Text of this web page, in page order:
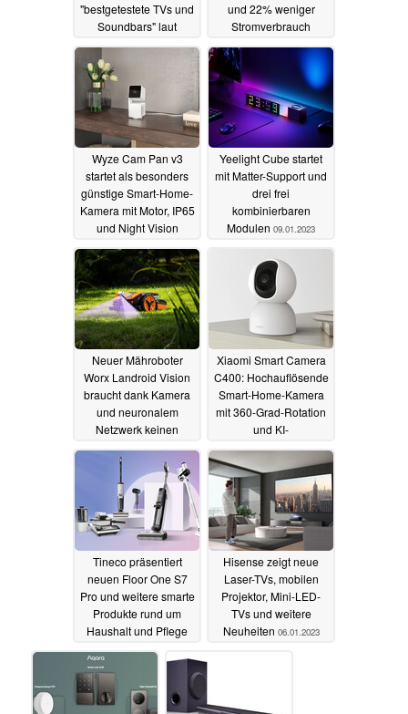
"bestgetestete TVs und
Soundbars" laut
Stiftung Warentest
und 22% weniger
Stromverbrauch
11.01.2023
Wyze Cam Pan v3
startet als besonders
günstige Smart-Home-
Kamera mit Motor, IP65
und Night Vision
10.01.2023
Yeelight Cube startet
mit Matter-Support und
drei frei
kombinierbaren
Modulen 09.01.2023
Neuer Mähroboter
Worx Landroid Vision
braucht dank Kamera
und neuronalem
Netzwerk keinen
Begrenzungsdraht
08.01.2023
Xiaomi Smart Camera
C400: Hochauflösende
Smart-Home-Kamera
mit 360-Grad-Rotation
und KI-
Personenerkennung
08.01.2023
Tineco präsentiert
neuen Floor One S7
Pro und weitere smarte
Produkte rund um
Haushalt und Pflege
06.01.2023
Hisense zeigt neue
Laser-TVs, mobilen
Projektor, Mini-LED-
TVs und weitere
Neuheiten 06.01.2023